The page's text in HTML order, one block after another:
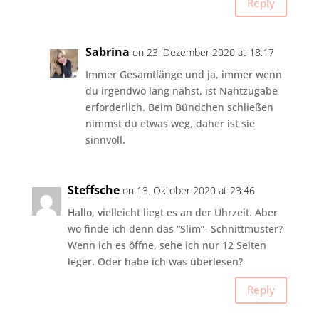
Reply
Sabrina on 23. Dezember 2020 at 18:17
Immer Gesamtlänge und ja, immer wenn
du irgendwo lang nähst, ist Nahtzugabe
erforderlich. Beim Bündchen schließen
nimmst du etwas weg, daher ist sie
sinnvoll.
Steffsche on 13. Oktober 2020 at 23:46
Hallo, vielleicht liegt es an der Uhrzeit. Aber
wo finde ich denn das “Slim”- Schnittmuster?
Wenn ich es öffne, sehe ich nur 12 Seiten
leger. Oder habe ich was überlesen?
Reply